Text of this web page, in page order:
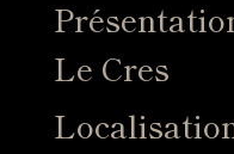
Le Cres